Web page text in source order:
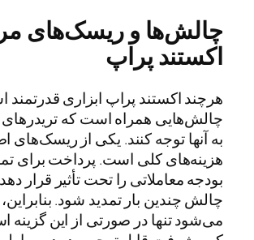
چالش‌ها و ریسک‌های
اکستند پراپ
هرچند اکستند پراپ ابزاری قدرتمند
چالش‌هایی همراه است که تریدرهای
به آنها توجه کنند. یکی از ریسک‌های
هزینه‌های کلی است. پرداخت برای
بودجه معاملاتی را تحت تأثیر قرار
چالش چندین بار تمدید شود.
می‌شود تنها در صورتی از این گزینه